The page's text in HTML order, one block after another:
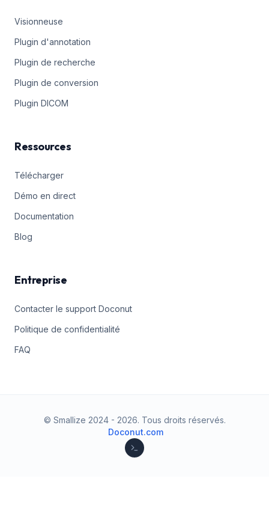
Visionneuse
Plugin d'annotation
Plugin de recherche
Plugin de conversion
Plugin DICOM
Ressources
Télécharger
Démo en direct
Documentation
Blog
Entreprise
Contacter le support Doconut
Politique de confidentialité
FAQ
© Smallize 2024 - 2026. Tous droits réservés.
Doconut.com